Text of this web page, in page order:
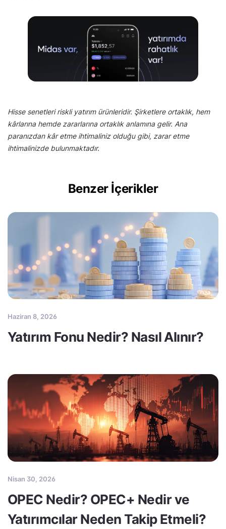
Hisse senetleri riskli yatırım ürünleridir. Şirketlere ortaklık, hem
kârlarına hemde zararlarına ortaklık anlamına gelir. Ana
paranızdan kâr etme ihtimaliniz olduğu gibi, zarar etme
ihtimalinizde bulunmaktadır.
Benzer İçerikler
Haziran 8, 2026
Yatırım Fonu Nedir? Nasıl Alınır?
Nisan 30, 2026
OPEC Nedir? OPEC+ Nedir ve
Yatırımcılar Neden Takip Etmeli?